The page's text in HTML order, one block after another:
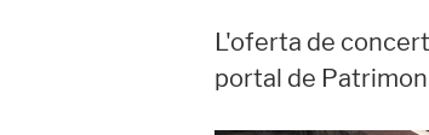
L'oferta de
portal de